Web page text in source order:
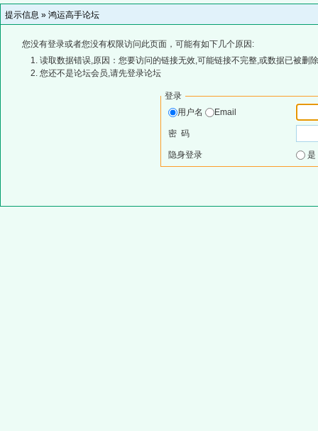
提示信息 » 鸿运高手论坛
您没有登录或者您没有权限访问此页面，可能有如下几个原因:
读取数据错误,原因：您要访问的链接无效,可能链接不完整,或数据已被删
您还不是论坛会员,请先登录论坛
登录
用户名
Email
密 码
隐身登录